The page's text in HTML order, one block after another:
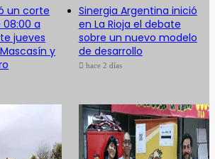
un corte
a
jueves
y
Sinergia Argentina inició
en La Rioja el debate
sobre un nuevo modelo
de desarrollo
hace 2 días